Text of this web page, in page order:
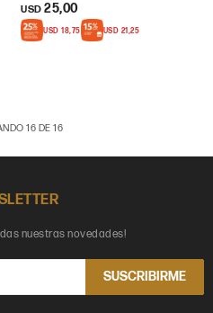
USD 25,00
USD 18,75 USD 21,25
16 DE 16
nuestras novedades!
SUSCRIBIRME